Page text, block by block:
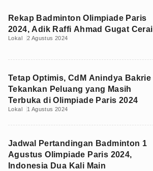
Rekap Badminton Olimpiade Paris
2024, Adik Raffi Ahmad Gugat Cerai
Lokal 2 Agustus 2024
Tetap Optimis, CdM Anindya Bakrie
Tekankan Peluang yang Masih
Terbuka di Olimpiade Paris 2024
Lokal 1 Agustus 2024
Jadwal Pertandingan Badminton 1
Agustus Olimpiade Paris 2024,
Indonesia Dua Kali Main